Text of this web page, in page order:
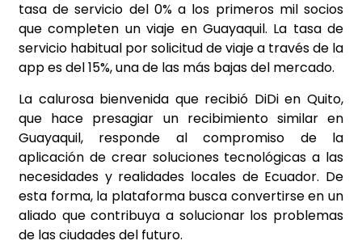
tasa de servicio del 0% a los primeros mil socios
que completen un viaje en Guayaquil. La tasa de
servicio habitual por solicitud de viaje a través de la
app es del 15%, una de las más bajas del mercado.
La calurosa bienvenida que recibió DiDi en Quito,
que hace presagiar un recibimiento similar en
Guayaquil, responde al compromiso de la
aplicación de crear soluciones tecnológicas a las
necesidades y realidades locales de Ecuador. De
esta forma, la plataforma busca convertirse en un
aliado que contribuya a solucionar los problemas
de las ciudades del futuro.